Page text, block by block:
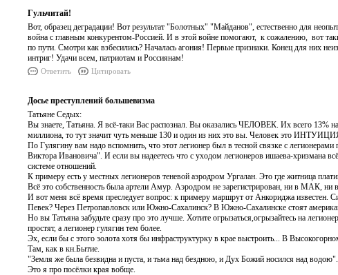
Гульчитай!
Вот, образец деградации! Вот результат "Болотных" "Майданов", естественно для
война с главным конкурентом-Россией. И в этой войне помогают, к сожалению, вот
по пути. Смотри как взбесились? Началась агония! Первые признаки. Конец для них
интриг! Удачи всем, патриотам и Россиянам!
Ответить Цитировать
Досье преступлений большевизма
Татьяне Седых:
Вы знаете, Татьяна. Я всё-таки Вас распознал. Вы оказались ЧЕЛОВЕК. Их всего 13%
миллиона, то тут значит чуть меньше 130 и один из них это вы. Человек это
По Гулягину вам надо вспомнить, что этот легионер был в тесной связке с
Виктора Ивановича". И если вы надеетесь что с уходом легионеров ишаева-хризмана
системе отношений.
К примеру есть у местных легионеров теневой аэродром Ургалан. Это где житница
Всё это собственность была артели Амур. Аэродром не зарегистрирован, ни в МАК,
И вот меня всё время преследует вопрос: к примеру маршрут от Анкориджа
Певек? Через Петропавловск или Южно-Сахалинск? В Южно-Сахалинске стоят
Но вы Татьяна забудьте сразу про это лучше. Хотите огрызаться,огрызайтесь на
простят, а легионер гулягин тем более.
Эх, если бы с этого золота хотя бы инфраструктурку в крае выстроить... В
Там, как в кн.Бытие.
"Земля же была безвидна и пуста, и тьма над бездною, и Дух Божий носился над водою".
Это я про посёлки края вобще.